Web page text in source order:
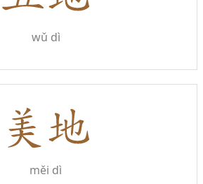
wǔ dì
měi dì